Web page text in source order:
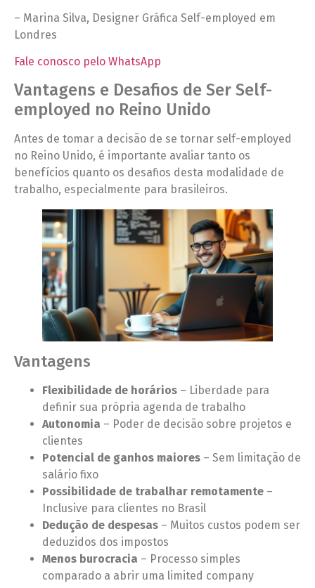
– Marina Silva, Designer Gráfica Self-employed em
Londres
Fale conosco pelo WhatsApp
Vantagens e Desafios de Ser Self-
employed no Reino Unido
Antes de tomar a decisão de se tornar self-employed
no Reino Unido, é importante avaliar tanto os
benefícios quanto os desafios desta modalidade de
trabalho, especialmente para brasileiros.
Vantagens
Flexibilidade de horários – Liberdade para
definir sua própria agenda de trabalho
Autonomia – Poder de decisão sobre projetos e
clientes
Potencial de ganhos maiores – Sem limitação de
salário fixo
Possibilidade de trabalhar remotamente –
Inclusive para clientes no Brasil
Dedução de despesas – Muitos custos podem ser
deduzidos dos impostos
Menos burocracia – Processo simples
comparado a abrir uma limited company